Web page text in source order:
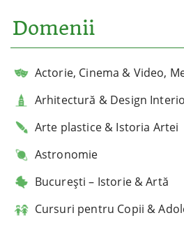
Domenii
Actorie, Cinema & Video,
Arhitectură & Design
Arte plastice & Istoria Artei
Astronomie
București – Istorie & Artă
Cursuri pentru Copii &